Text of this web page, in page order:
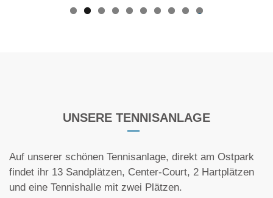
0
UNSERE TENNISANLAGE
Auf unserer schönen Tennisanlage, direkt am Ostpark
findet ihr 13 Sandplätzen, Center-Court, 2 Hartplätzen
und eine Tennishalle mit zwei Plätzen.